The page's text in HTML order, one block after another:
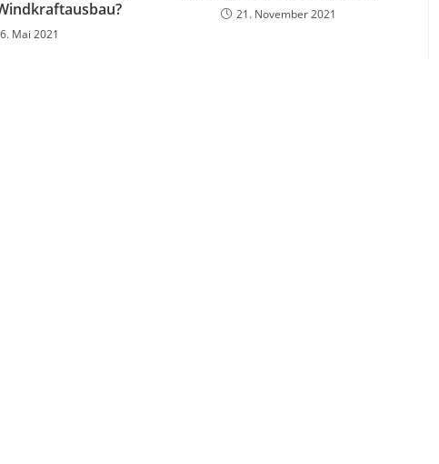
6. Mai 2021
21. November 2021